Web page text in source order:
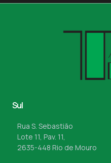
Sul
Rua S. Sebastião
Lote 11, Pav. 11,
2635-448 Rio de Mouro